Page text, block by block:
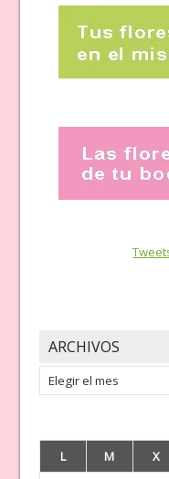
ARCHIVOS
Archivos
L
M X